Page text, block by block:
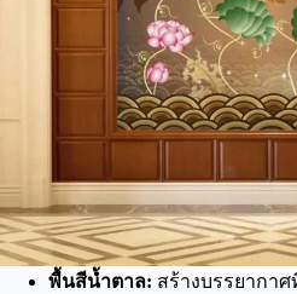
พื้นสีน้ำตาล: สร้างบรรยากา